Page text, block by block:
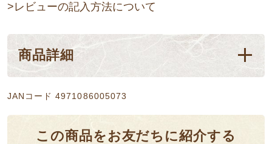
>レビューの記入方法について
商品詳細
JANコード 4971086005073
この商品をお友だちに紹介する